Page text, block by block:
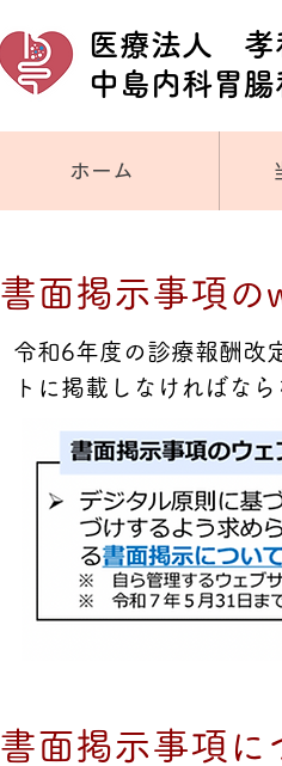
医療法人 孝
中島内科胃
ホーム
書面掲示事項の
令和6年度の診療報酬改
トに掲載しなければな
書面掲示事項に